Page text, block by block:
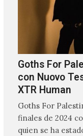
Goths For
con Nuovo
XTR Human
Goths For
finales de 2024
quien se ha